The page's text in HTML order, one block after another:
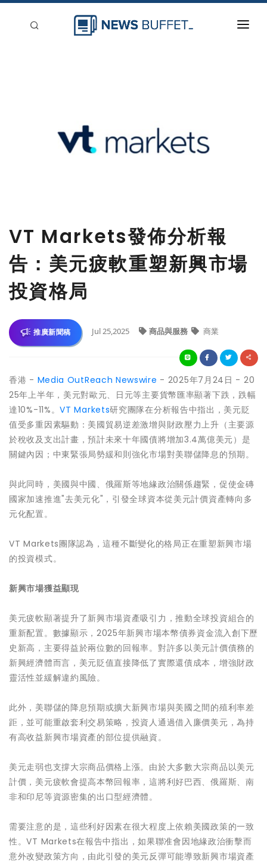
VT Markets發佈分析報
告：美元疲軟重塑新興市場
投資格局
推廣新聞稿 Jul 25,2025 商品與服務 商業
香港 - Media OutReach Newswire - 2025年7月24日 - 20
25年上半年，美元對歐元、日元等主要貨幣匯率顯著下跌，跌幅
達10%-11%。VT Markets研究團隊在分析報告中指出，美元貶
值受多重因素驅動：美國貿易逆差激增與財政壓力上升（主要源
於稅收及支出計畫，預計未來十年國債將增加3.4萬億美元）是
關鍵內因；中東緊張局勢緩和則強化市場對美聯儲降息的預期。
與此同時，美國與中國、俄羅斯等地緣政治關係趨緊，促使金磚
國家加速推進"去美元化"，引發全球資本從美元計價資產轉向多
元化配置。
VT Markets團隊認為，這種不斷變化的格局正在重塑新興市場
的投資模式。
‌新興市場獲益顯現
美元疲軟顯著提升了新興市場資產吸引力，推動全球投資組合的
重新配置。數據顯示，2025年新興市場本幣債券資金流入創下歷
史新高，主要得益於兩位數的回報率。對許多以美元計價債務的
新興經濟體而言，美元貶值直接降低了實際還債成本，增強財政
靈活性並緩解違約風險。
此外，美聯儲的降息預期或擴大新興市場與美國之間的殖利率差
距，並可能重啟套利交易策略，投資人通過借入廉價美元，為持
有高收益新興市場資產的部位提供融資。
美元走弱也支撐大宗商品價格上漲。由於大多數大宗商品以美元
計價，美元疲軟會提高本幣回報率，這將利好巴西、俄羅斯、南
非和印尼等資源密集的出口型經濟體。
需要注意的是，這些利好因素在很大程度上依賴美國政策的一致
性。VT Markets在報告中指出，如果聯准會因地緣政治衝擊而
意外改變政策方向，由此引發的美元反彈可能導致新興市場資產